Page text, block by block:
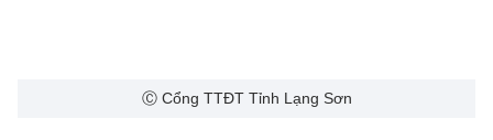
Ⓒ Cổng TTĐT Tỉnh Lạng Sơn